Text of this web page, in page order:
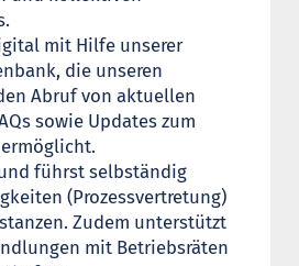
mit Hilfe unserer
die unseren
Abruf von aktuellen
sowie Updates zum
führst selbständig
(Prozessvertretung)
Zudem unterstützt
mit Betriebsräten